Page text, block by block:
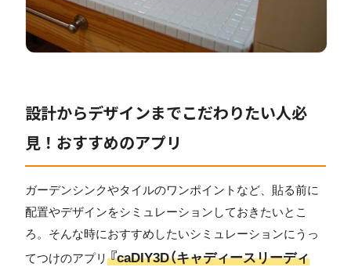
設計からデザインまでこだわりたい人必
見！おすすめのアプリ
ガーデンシンクやタイルのワンポイントなど、貼る前に
配置やデザインをシミュレーションしておきたいとこ
ろ。そんな時におすすめしたいシミュレーションにうっ
てつけのアプリ 『caDIY3D（キャディースリーディ